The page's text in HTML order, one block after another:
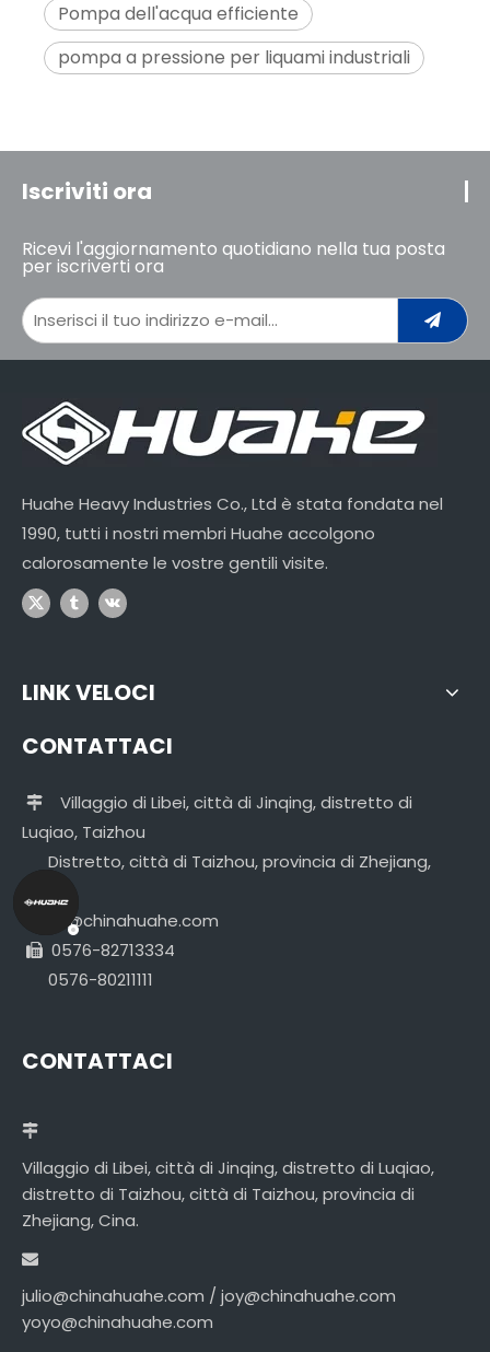
Pompa dell'acqua efficiente
pompa a pressione per liquami industriali
Iscriviti ora
Ricevi l'aggiornamento quotidiano nella tua posta
per iscriverti ora
Huahe Heavy Industries Co., Ltd è stata fondata nel
1990, tutti i nostri membri Huahe accolgono
calorosamente le vostre gentili visite.
LINK VELOCI
CONTATTACI
 Villaggio di Libei, città di Jinqing, distretto di
Luqiao, Taizhou
Distretto, città di Taizhou, provincia di Zhejiang,
joy@chinahuahe.com
 0576-82713334
0576-80211111
CONTATTACI
Villaggio di Libei, città di Jinqing, distretto di Luqiao,
distretto di Taizhou, città di Taizhou, provincia di
Zhejiang, Cina.
julio@chinahuahe.com / joy@chinahuahe.com
yoyo@chinahuahe.com